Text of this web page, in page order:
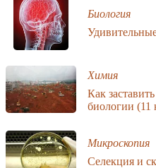
Биология
Химия
Как
биологии (11
Микроскопия
Селекция и